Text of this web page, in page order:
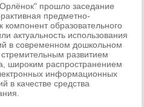
прошло заседание
предметно-
образовательного
актуальность использования
в современном дошкольном
развитием
широким распространением
информационных
в качестве средства